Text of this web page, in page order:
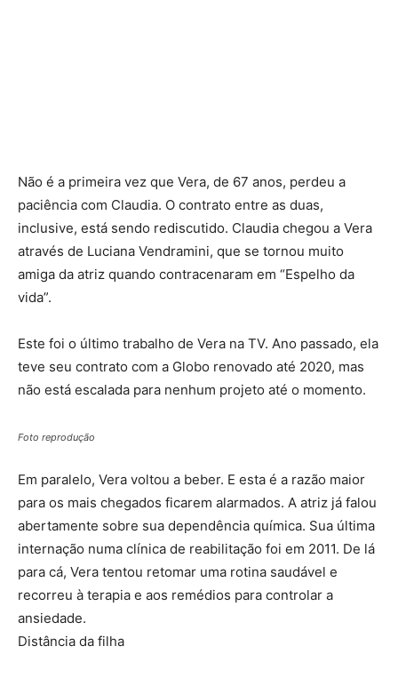
Não é a primeira vez que Vera, de 67 anos, perdeu a
paciência com Claudia. O contrato entre as duas,
inclusive, está sendo rediscutido. Claudia chegou a Vera
através de Luciana Vendramini, que se tornou muito
amiga da atriz quando contracenaram em “Espelho da
vida”.
Este foi o último trabalho de Vera na TV. Ano passado, ela
teve seu contrato com a Globo renovado até 2020, mas
não está escalada para nenhum projeto até o momento.
Foto reprodução
Em paralelo, Vera voltou a beber. E esta é a razão maior
para os mais chegados ficarem alarmados. A atriz já falou
abertamente sobre sua dependência química. Sua última
internação numa clínica de reabilitação foi em 2011. De lá
para cá, Vera tentou retomar uma rotina saudável e
recorreu à terapia e aos remédios para controlar a
ansiedade.
Distância da filha